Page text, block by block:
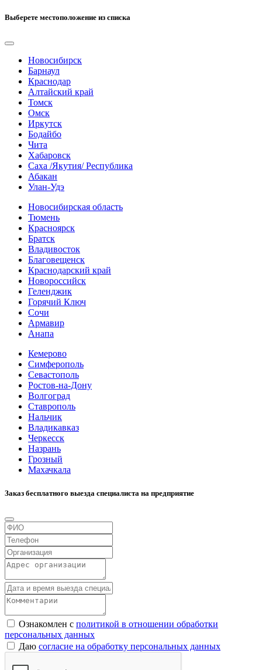
Выберете местоположение из списка
Новосибирск
Барнаул
Краснодар
Алтайский край
Томск
Омск
Иркутск
Бодайбо
Чита
Хабаровск
Саха /Якутия/ Республика
Абакан
Улан-Удэ
Новосибирская область
Тюмень
Красноярск
Братск
Владивосток
Благовещенск
Краснодарский край
Новороссийск
Геленджик
Горячий Ключ
Сочи
Армавир
Анапа
Кемерово
Симферополь
Севастополь
Ростов-на-Дону
Волгоград
Ставрополь
Нальчик
Владикавказ
Черкесск
Назрань
Грозный
Махачкала
Заказ бесплатного выезда специалиста на предприятие
Ознакомлен с политикой в отношении обработки
персональных данных
Даю согласие на обработку персональных данных